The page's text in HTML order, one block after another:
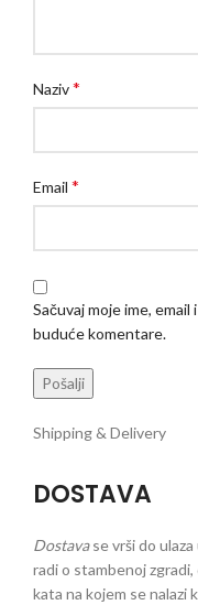
Naziv*
Email *
Sačuvaj moje ime,
buduće komentare.
Shipping & Delivery
DOSTAVA
Dostavase vrši do
radi o stambenoj
kata na kojem se nalazi